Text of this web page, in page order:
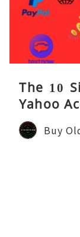
The 10
Yahoo
Buy